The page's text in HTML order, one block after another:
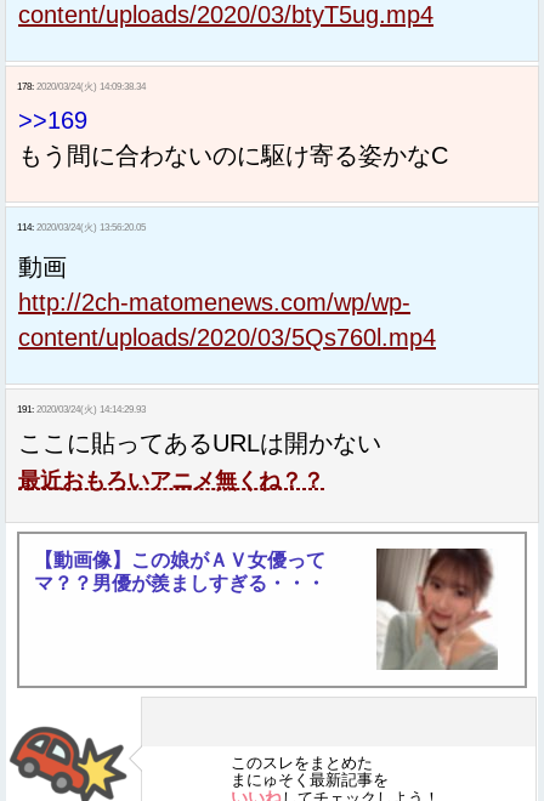
content/uploads/2020/03/btyT5ug.mp4
178: 2020/03/24(火) 14:09:38.34
>>169
もう間に合わないのに駆け寄る姿かなC
114: 2020/03/24(火) 13:56:20.05
動画
http://2ch-matomenews.com/wp/wp-
content/uploads/2020/03/5Qs760l.mp4
191: 2020/03/24(火) 14:14:29.93
ここに貼ってあるURLは開かない
最近おもろいアニメ無くね？？
【動画像】この娘がＡＶ女優って
マ？？男優が羨ましすぎる・・・
このスレをまとめた
まにゅそく最新記事を